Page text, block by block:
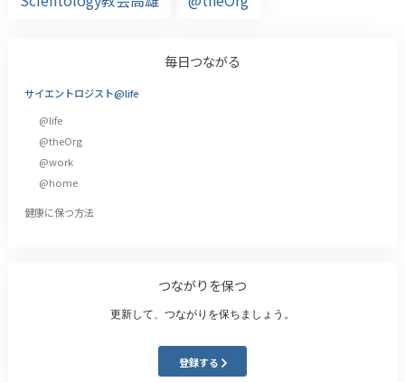
毎日つながる
サイエントロジスト@life
@life
@theOrg
@work
@home
健康に保つ方法
つながりを保つ
更新して、つながりを保ちましょう。
登録する